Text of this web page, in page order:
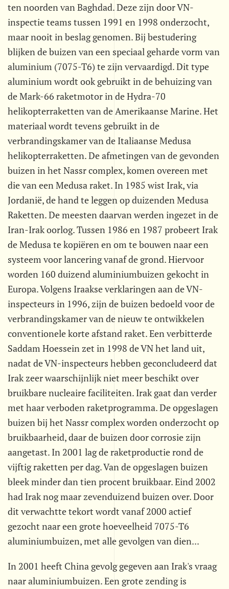
ten noorden van Baghdad. Deze zijn door VN-
inspectie teams tussen 1991 en 1998 onderzocht,
maar nooit in beslag genomen. Bij bestudering
blijken de buizen van een speciaal geharde vorm van
aluminium (7075-T6) te zijn vervaardigd. Dit type
aluminium wordt ook gebruikt in de behuizing van
de Mark-66 raketmotor in de Hydra-70
helikopterraketten van de Amerikaanse Marine. Het
materiaal wordt tevens gebruikt in de
verbrandingskamer van de Italiaanse Medusa
helikopterraketten. De afmetingen van de gevonden
buizen in het Nassr complex, komen overeen met
die van een Medusa raket. In 1985 wist Irak, via
Jordanië, de hand te leggen op duizenden Medusa
Raketten. De meesten daarvan werden ingezet in de
Iran-Irak oorlog. Tussen 1986 en 1987 probeert Irak
de Medusa te kopiëren en om te bouwen naar een
systeem voor lancering vanaf de grond. Hiervoor
worden 160 duizend aluminiumbuizen gekocht in
Europa. Volgens Iraakse verklaringen aan de VN-
inspecteurs in 1996, zijn de buizen bedoeld voor de
verbrandingskamer van de nieuw te ontwikkelen
conventionele korte afstand raket. Een verbitterde
Saddam Hoessein zet in 1998 de VN het land uit,
nadat de VN-inspecteurs hebben geconcludeerd dat
Irak zeer waarschijnlijk niet meer beschikt over
bruikbare nucleaire faciliteiten. Irak gaat dan verder
met haar verboden raketprogramma. De opgeslagen
buizen bij het Nassr complex worden onderzocht op
bruikbaarheid, daar de buizen door corrosie zijn
aangetast. In 2001 lag de raketproductie rond de
vijftig raketten per dag. Van de opgeslagen buizen
bleek minder dan tien procent bruikbaar. Eind 2002
had Irak nog maar zevenduizend buizen over. Door
dit verwachtte tekort wordt vanaf 2000 actief
gezocht naar een grote hoeveelheid 7075-T6
aluminiumbuizen, met alle gevolgen van dien...
In 2001 heeft China gevolg gegeven aan Irak's vraag
naar aluminiumbuizen. Een grote zending is